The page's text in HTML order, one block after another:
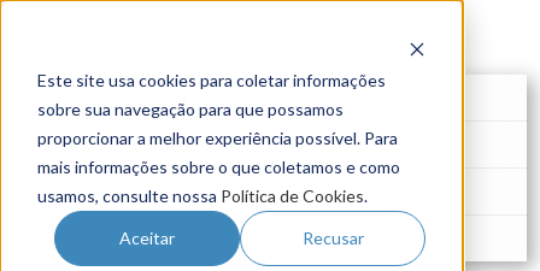
Este site usa cookies para coletar informações
sobre sua navegação para que possamos
proporcionar a melhor experiência possível. Para
mais informações sobre o que coletamos e como
usamos, consulte nossa Política de Cookies.
Aceitar Recusar
Gestão de Talentos
Novo Emprego
Pesquisas